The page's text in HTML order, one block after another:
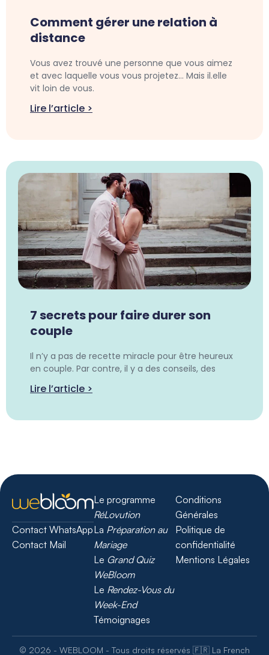
Comment gérer une relation à
distance
Vous avez trouvé une personne que vous aimez
et avec laquelle vous vous projetez… Mais il.elle
vit loin de vous.
Lire l’article >
7 secrets pour faire durer son
couple
Il n’y a pas de recette miracle pour être heureux
en couple. Par contre, il y a des conseils, des
Lire l’article >
Contact WhatsApp
Contact Mail
Le programme
RéLovution
La Préparation au
Mariage
Le Grand Quiz
WeBloom
Le Rendez-Vous du
Week-End
Témoignages
Conditions
Générales
Politique de
confidentialité
Mentions Légales
© 2026 - WEBLOOM - Tous droits réservés 🇫🇷 La French